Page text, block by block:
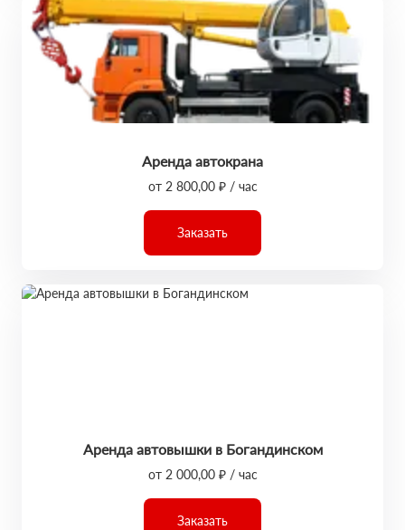
Аренда автокрана
от 2 800,00 ₽ / час
Заказать
Аренда автовышки в Богандинском
от 2 000,00 ₽ / час
Заказать